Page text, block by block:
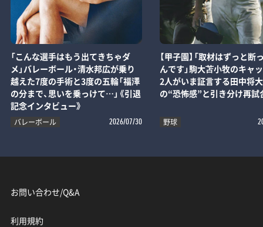
「こんな選手はもう出てきちゃダ
メ」バレーボール・清水邦広が乗り
越えた7度の手術と3度の五輪「福澤
の分まで、思いを乗っけて…」《引退
記念インタビュー》
バレーボール 2026/07/30
【甲子園】「取材はずっと断
んです」駒大苫小牧のキャ
2人がいま証言する田中将
の“恐怖感”と引き分け再試
野球
お問い合わせ/Q&A
利用規約